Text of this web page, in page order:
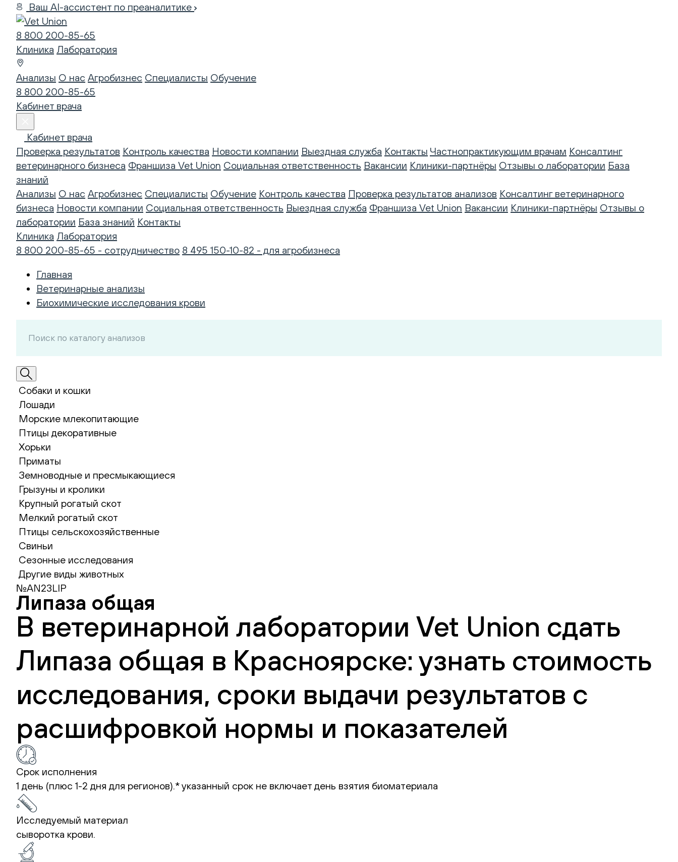
Ваш AI-ассистент по преаналитике
8 800 200-85-65
Клиника Лаборатория
Анализы О нас Агробизнес Специалисты Обучение
8 800 200-85-65
Кабинет врача
Кабинет врача
Проверка результатов Контроль качества Новости компании Выездная служба Контакты Частнопрактикующим врачам Консалтинг
ветеринарного бизнеса Франшиза Vet Union Социальная ответственность Вакансии Клиники-партнёры Отзывы о лаборатории База
знаний
Анализы О нас Агробизнес Специалисты Обучение Контроль качества Проверка результатов анализов Консалтинг ветеринарного
бизнеса Новости компании Социальная ответственность Выездная служба Франшиза Vet Union Вакансии Клиники-партнёры Отзывы о
лаборатории База знаний Контакты
Клиника Лаборатория
8 800 200-85-65 - сотрудничество 8 495 150-10-82 - для агробизнеса
Главная
Ветеринарные анализы
Биохимические исследования крови
Собаки и кошки
Лошади
Морские млекопитающие
Птицы декоративные
Хорьки
Приматы
Земноводные и пресмыкающиеся
Грызуны и кролики
Крупный рогатый скот
Мелкий рогатый скот
Птицы сельскохозяйственные
Свиньи
Сезонные исследования
Другие виды животных
№AN23LIP
Липаза общая
В ветеринарной лаборатории Vet Union сдать
Липаза общая в Красноярске: узнать стоимость
исследования, сроки выдачи результатов с
расшифровкой нормы и показателей
Срок исполнения
1 день (плюс 1-2 дня для регионов).*указанный срок не включает день взятия биоматериала
Исследуемый материал
сыворотка крови.